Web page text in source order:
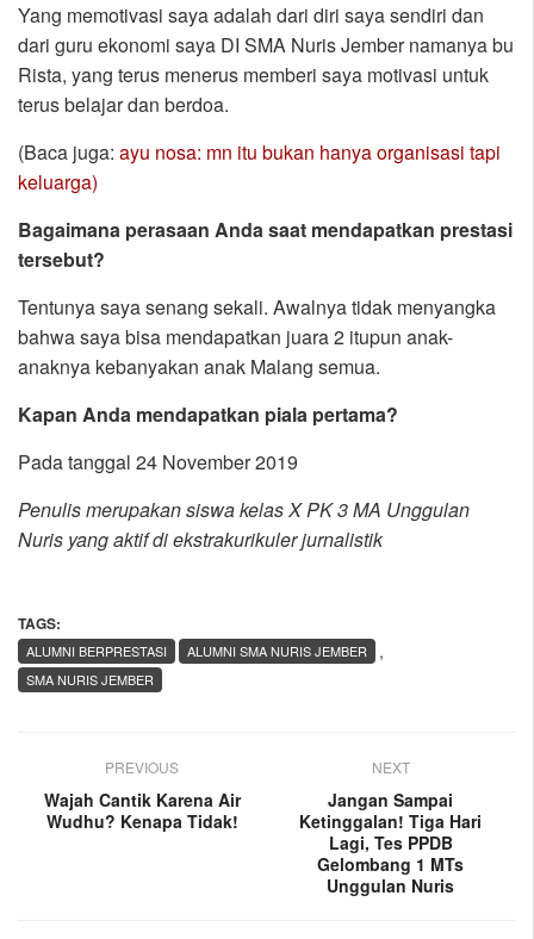
Yang memotivasi saya adalah dari diri saya sendiri dan
dari guru ekonomi saya DI SMA Nuris Jember namanya bu
Rista, yang terus menerus memberi saya motivasi untuk
terus belajar dan berdoa.
(Baca juga: ayu nosa: mn itu bukan hanya organisasi tapi
keluarga)
Bagaimana perasaan Anda saat mendapatkan prestasi
tersebut?
Tentunya saya senang sekali. Awalnya tidak menyangka
bahwa saya bisa mendapatkan juara 2 itupun anak-
anaknya kebanyakan anak Malang semua.
Kapan Anda mendapatkan piala pertama?
Pada tanggal 24 November 2019
Penulis merupakan siswa kelas X PK 3 MA Unggulan
Nuris yang aktif di ekstrakurikuler jurnalistik
TAGS:
,
ALUMNI BERPRESTASI
ALUMNI SMA NURIS JEMBER
SMA NURIS JEMBER
PREVIOUS
Wajah Cantik Karena Air
Wudhu? Kenapa Tidak!
NEXT
Jangan Sampai
Ketinggalan! Tiga Hari
Lagi, Tes PPDB
Gelombang 1 MTs
Unggulan Nuris